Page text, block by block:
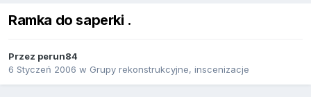
Ramka do saperki .
Przez perun84
6 Styczeń 2006 w Grupy rekonstrukcyjne, inscenizacje